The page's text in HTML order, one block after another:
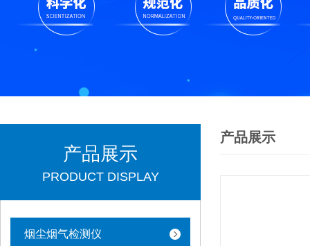
产品展示
PRODUCT DISPLAY
烟尘烟气检测仪
产品展示